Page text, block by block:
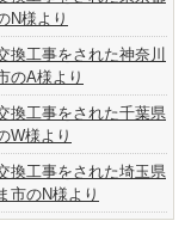
N様より
換工事をされた神奈川
のA様より
換工事をされた千葉県
W様より
換工事をされた埼玉県
市のN様より